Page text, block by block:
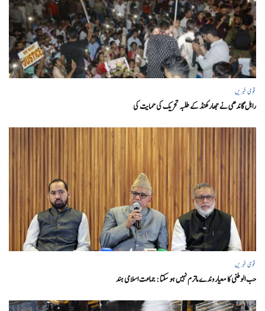
قومی خبریں
راہل گاندھی نے جھارکھنڈ کے طلبہ تحریک کی حمایت کی
قومی خبریں
حب الوطنی کا معیار وندے ماترم نہیں ہو سکتا : جماعت اسلامی ہند